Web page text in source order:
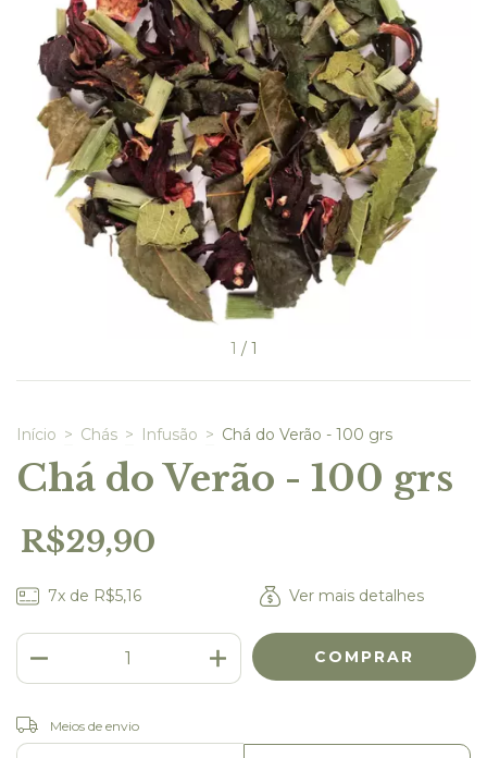
1 / 1
Início > Chás > Infusão > Chá do Verão - 100 grs
Chá do Verão - 100 grs
R$29,90
7x de R$5,16 Ver mais detalhes
Entregas para o CEP:
Meios de envio